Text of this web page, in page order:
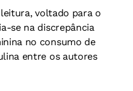
voltado para o
se na discrepância
no consumo de
entre os autores